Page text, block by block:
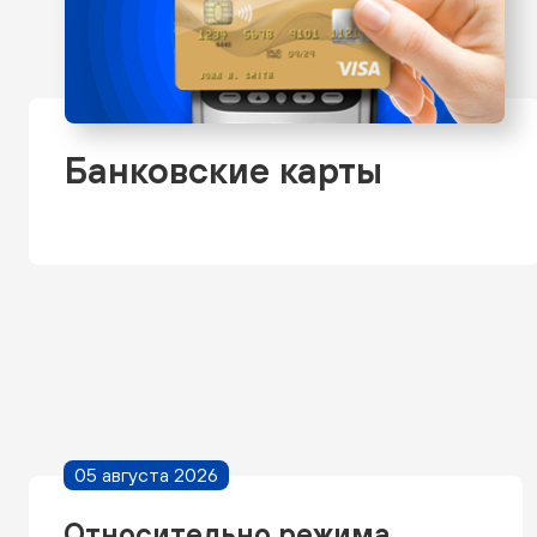
Банковские карты
05 августа 2026